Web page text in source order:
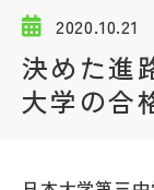
学校動画
2020.10.21
決めた進
大学の合